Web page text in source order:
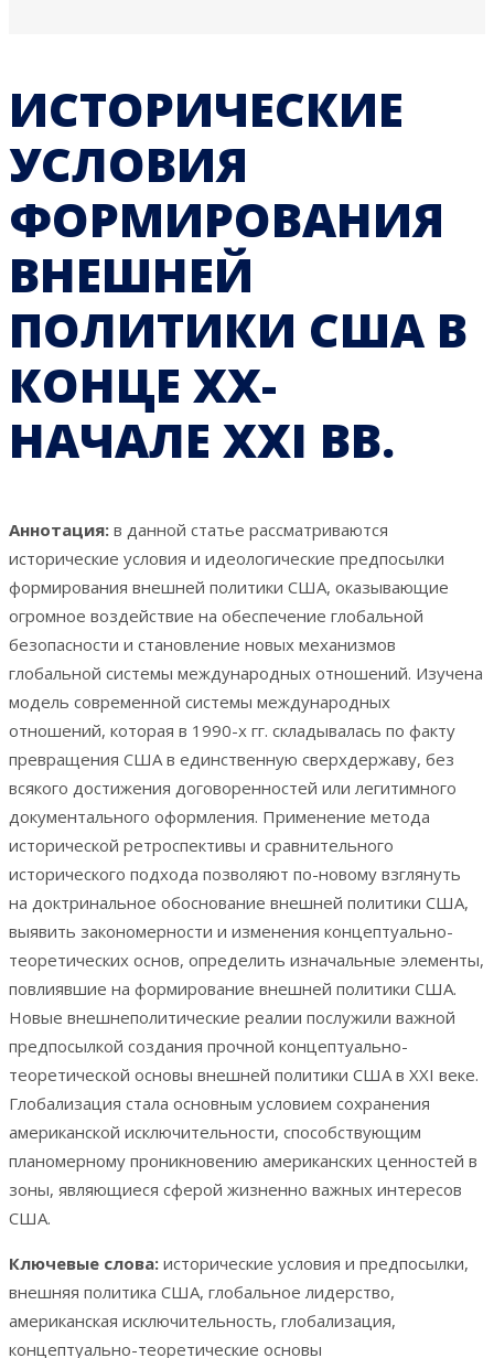
ИСТОРИЧЕСКИЕ
УСЛОВИЯ
ФОРМИРОВАНИЯ
ВНЕШНЕЙ
ПОЛИТИКИ США В
КОНЦЕ XX-
НАЧАЛЕ XXI ВВ.
Аннотация: в данной статье рассматриваются
исторические условия и идеологические предпосылки
формирования внешней политики США, оказывающие
огромное воздействие на обеспечение глобальной
безопасности и становление новых механизмов
глобальной системы международных отношений. Изучена
модель современной системы международных
отношений, которая в 1990-х гг. складывалась по факту
превращения США в единственную сверхдержаву, без
всякого достижения договоренностей или легитимного
документального оформления. Применение метода
исторической ретроспективы и сравнительного
исторического подхода позволяют по-новому взглянуть
на доктринальное обоснование внешней политики США,
выявить закономерности и изменения концептуально-
теоретических основ, определить изначальные элементы,
повлиявшие на формирование внешней политики США.
Новые внешнеполитические реалии послужили важной
предпосылкой создания прочной концептуально-
теоретической основы внешней политики США в XXI веке.
Глобализация стала основным условием сохранения
американской исключительности, способствующим
планомерному проникновению американских ценностей в
зоны, являющиеся сферой жизненно важных интересов
США.
Ключевые слова: исторические условия и предпосылки,
внешняя политика США, глобальное лидерство,
американская исключительность, глобализация,
концептуально-теоретические основы